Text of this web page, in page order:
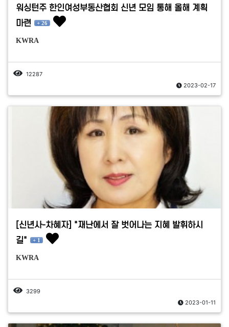
워싱턴주 한인여성부동산협회 신년 모임 통해 올해 계획
마련
+ 26
KWRA
12287
2023-02-17
[신년사-차혜자] "재난에서 잘 벗어나는 지혜 발휘하시
길"
+ 1
KWRA
3299
2023-01-11